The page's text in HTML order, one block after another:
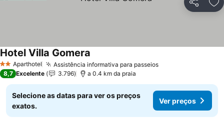
Partilhar
2 EstrelasAparthotel Assistência informativa para passeiosVer preços
Hotel Villa Gomera
8,7 Excelente 3.796 a 0.4 km da praia
Selecione as datas para ver os preços
exatos.
Ver preços